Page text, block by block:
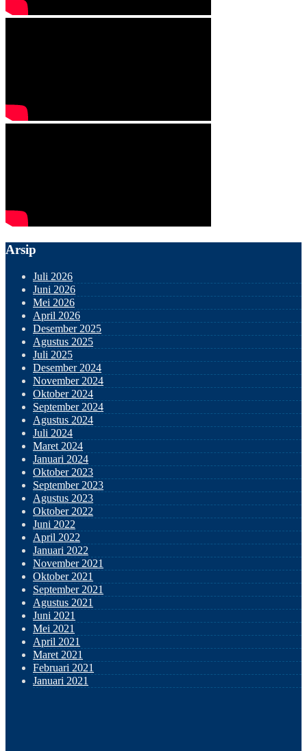
Arsip
Juli 2026
Juni 2026
Mei 2026
April 2026
Desember 2025
Agustus 2025
Juli 2025
Desember 2024
November 2024
Oktober 2024
September 2024
Agustus 2024
Juli 2024
Maret 2024
Januari 2024
Oktober 2023
September 2023
Agustus 2023
Oktober 2022
Juni 2022
April 2022
Januari 2022
November 2021
Oktober 2021
September 2021
Agustus 2021
Juni 2021
Mei 2021
April 2021
Maret 2021
Februari 2021
Januari 2021